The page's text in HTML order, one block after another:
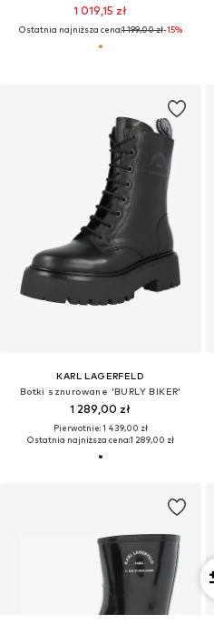
1 019,15 zł
Ostatnia najniższa cena:1 199,00 zł-15%
KARL LAGERFELD
Botki sznurowane 'BURLY BIKER'
1 289,00 zł
Pierwotnie: 1 439,00 zł
Ostatnia najniższa cena:1 289,00 zł